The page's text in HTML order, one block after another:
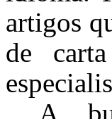
artigos
de